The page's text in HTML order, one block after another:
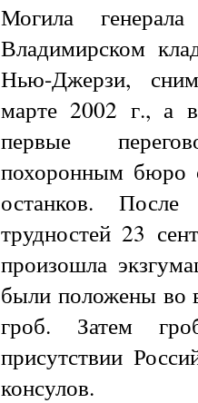
Могила
Владимирском
Нью-Джерзи,
марте 2002 г., а в
первые
похоронным бюро
останков. После
трудностей 23
произошла
были положены во
гроб. Затем
присутствии
консулов.